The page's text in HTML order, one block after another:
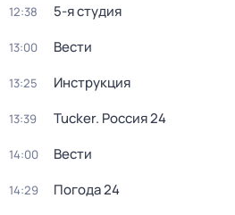
12:38 5-я студия
13:00 Вести
13:25 Инструкция
13:39 Tucker. Россия 24
14:00 Вести
14:29 Погода 24